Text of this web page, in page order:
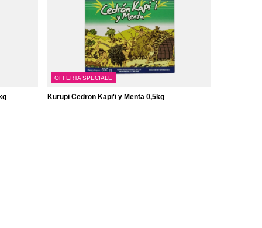
OFFERTA SPECIALE
Kurupi Cedron Kapi'i y Menta 0,5kg